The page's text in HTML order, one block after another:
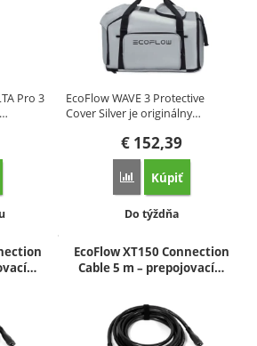
Pro 3
EcoFlow WAVE 3 Protective
Cover Silver je originálny…
€152,39
Porovnať
Kúpiť
Dostupnosť:
Do týždňa
EcoFlow XT150 Connection
Cable 5 m – prepojovací…